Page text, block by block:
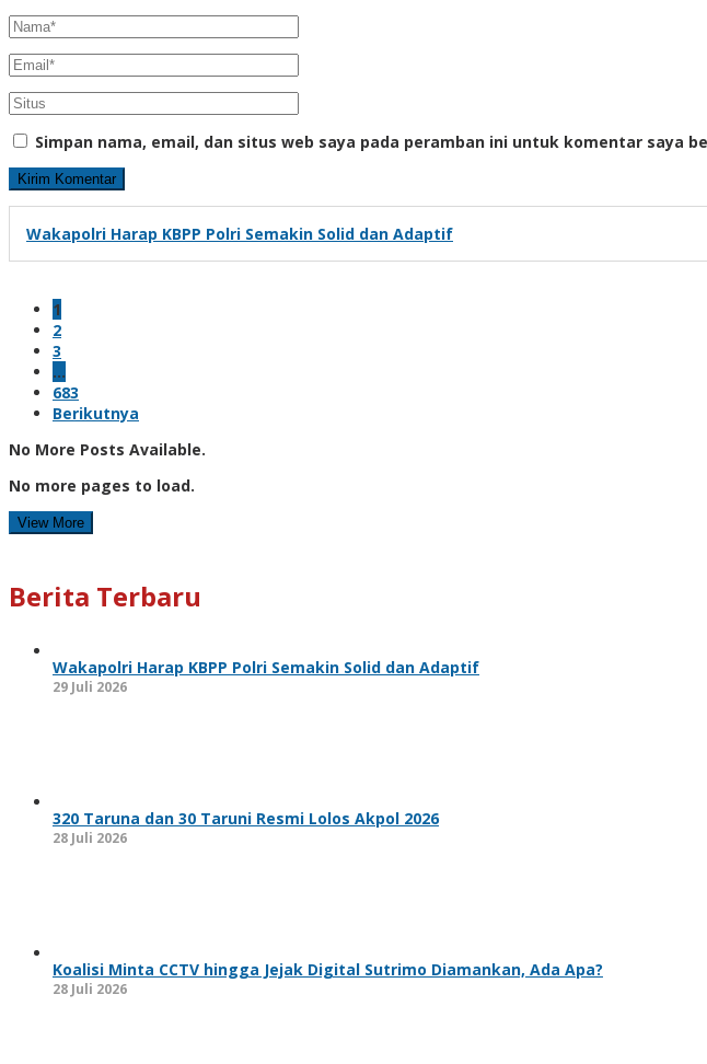
Simpan nama, email, dan situs web saya pada peramban ini untuk komentar saya
Wakapolri Harap KBPP Polri Semakin Solid dan Adaptif
1
2
3
…
683
Berikutnya
No More Posts Available.
No more pages to load.
View More
Berita Terbaru
Wakapolri Harap KBPP Polri Semakin Solid dan Adaptif
29 Juli 2026
320 Taruna dan 30 Taruni Resmi Lolos Akpol 2026
28 Juli 2026
Koalisi Minta CCTV hingga Jejak Digital Sutrimo Diamankan, Ada Apa?
28 Juli 2026